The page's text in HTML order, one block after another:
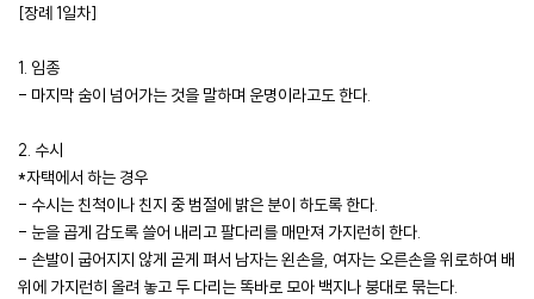
[장례 1일차]
1. 임종
- 마지막 숨이 넘어가는 것을 말하며 운명이라고도 한다.
2. 수시
*자택에서 하는 경우
- 수시는 친척이나 친지 중 범절에 밝은 분이 하도록 한다.
- 눈을 곱게 감도록 쓸어 내리고 팔다리를 매만져 가지런히 한다.
- 손발이 굽어지지 않게 곧게 펴서 남자는 왼손을, 여자는 오른손을 위로하여 배
위에 가지런히 올려 놓고 두 다리는 똑바로 모아 백지나 붕대로 묶는다.